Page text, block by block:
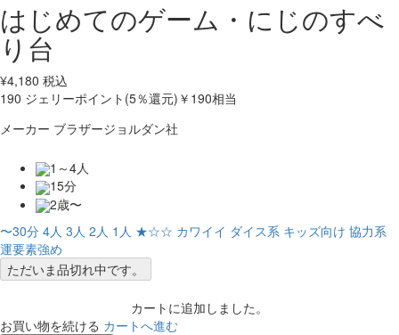
はじめてのゲーム・にじのすべ
り台
¥4,180 税込
190 ジェリーポイント(5％還元) ￥190相当
メーカー ブラザージョルダン社
1～4人
15分
2歳〜
〜30分 4人 3人 2人 1人 ★☆☆ カワイイ ダイス系 キッズ向け 協力系
運要素強め
ただいま品切れ中です。
カートに追加しました。
お買い物を続ける カートへ進む